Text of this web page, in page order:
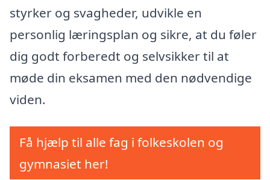
styrker og svagheder, udvikle en
personlig læringsplan og sikre, at du føler
dig godt forberedt og selvsikker til at
møde din eksamen med den nødvendige
viden.
Få hjælp til alle fag i folkeskolen og
gymnasiet her!